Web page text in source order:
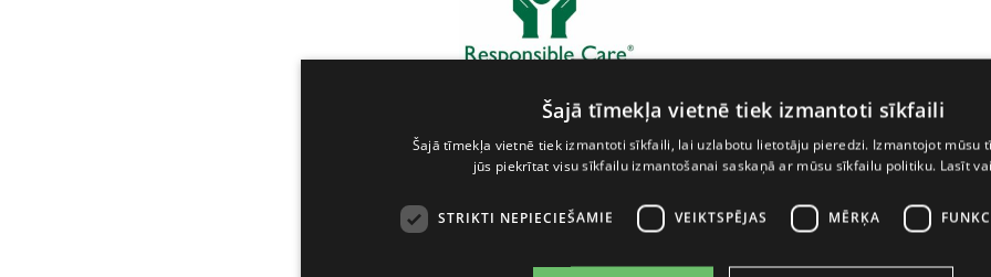
Active Pharmaceutical
http://www.apic.cefic.org/
European Chemical
http://www.cefic.org/
Šajā tīmekļa vietnē tiek izmantoti sīkfaili
Šajā tīmekļa vietnē tiek izmantoti sīkfaili, lai uzlabotu lietotāju pieredzi. Izmantojot mūsu
jūs piekrītat visu sīkfailu izmantošanai saskaņā ar mūsu sīkfailu politiku. Lasīt
STRIKTI NEPIECIEŠAMIE VEIKTSPĒJAS MĒRĶA